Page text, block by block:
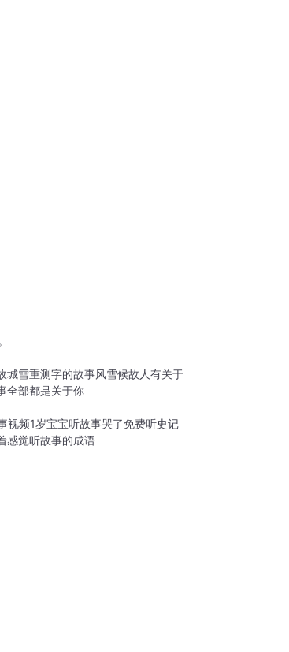
城雪重测字的故事风雪候故人有关于
全部都是关于你
视频1岁宝宝听故事哭了免费听史记
感觉听故事的成语